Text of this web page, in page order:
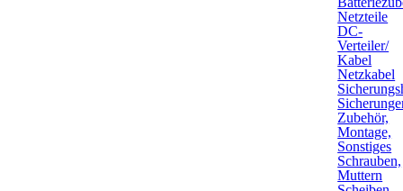
Netzteile
DC-
Verteiler/
Kabel
Netzkabel
Zubehör,
Montage,
Sonstiges
Schrauben,
Muttern